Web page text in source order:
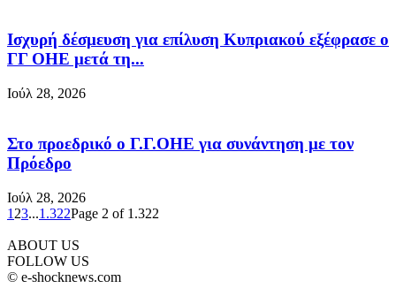
Ισχυρή δέσμευση για επίλυση Κυπριακού εξέφρασε ο
ΓΓ ΟΗΕ μετά τη...
Ιούλ 28, 2026
Στο προεδρικό ο Γ.Γ.ΟΗΕ για συνάντηση με τον
Πρόεδρο
Ιούλ 28, 2026
1 23...1.322Page 2 of 1.322
ABOUT US
FOLLOW US
© e-shocknews.com